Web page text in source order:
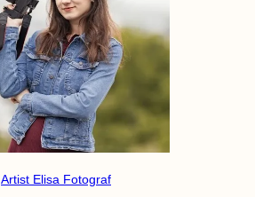
Artist Elisa Fotograf